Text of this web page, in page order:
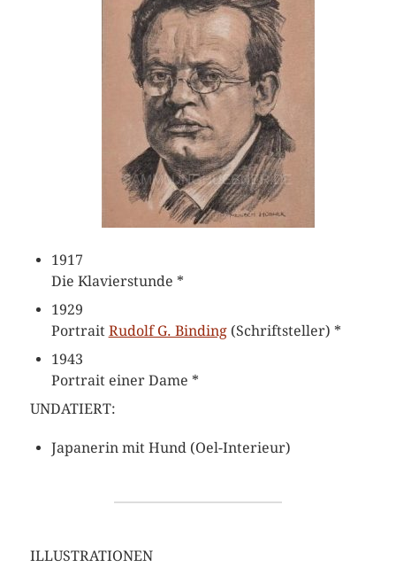
1917
Die Klavierstunde *
1929
Portrait Rudolf G. Binding(Schriftsteller) *
1943
Portrait einer Dame *
UNDATIERT:
Japanerin mit Hund (Oel-Interieur)
ILLUSTRATIONEN